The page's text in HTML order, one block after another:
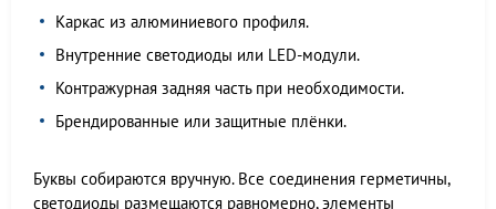
Каркас из алюминиевого профиля.
Внутренние светодиоды или LED-модули.
Контражурная задняя часть при необходимости.
Брендированные или защитные плёнки.
Буквы собираются вручную. Все соединения герметичны,
светодиоды размещаются равномерно, элементы